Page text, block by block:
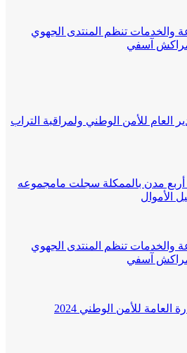
والخدمات تنظم المنتدى الجهوي
مراكش آسفي
العام للأمن الوطني ولمراقبة التراب
أربع مدن بالممكلة سجلت مامجموعه
والخدمات تنظم المنتدى الجهوي
مراكش آسفي
العامة للأمن الوطني 2024